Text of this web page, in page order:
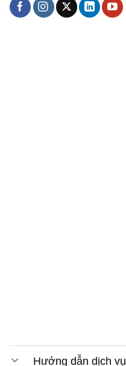
Hướng dẫn dịch vụ